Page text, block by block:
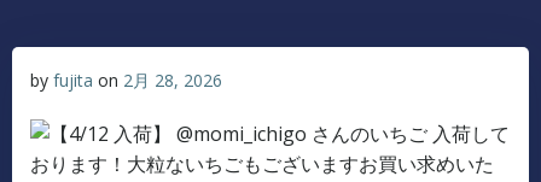
by fujita on 2月 28, 2026